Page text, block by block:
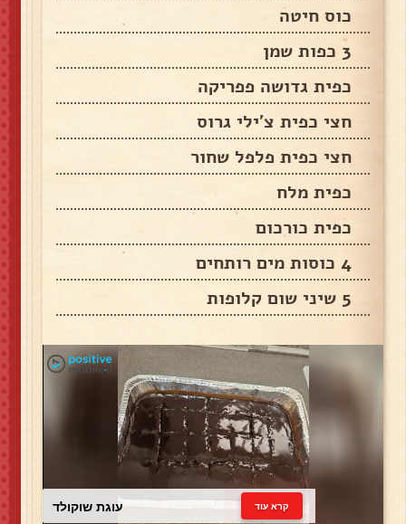
כוס חיטה
3 כפות שמן
כפית גדושה פפריקה
חצי כפית צ'ילי גרוס
חצי כפית פלפל שחור
כפית מלח
כפית כורכום
4 כוסות מים רותחים
5 שיני שום קלופות
עוגת שוקולד קרא עוד